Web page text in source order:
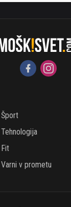
Šport
Tehnologija
Fit
Varni v prometu